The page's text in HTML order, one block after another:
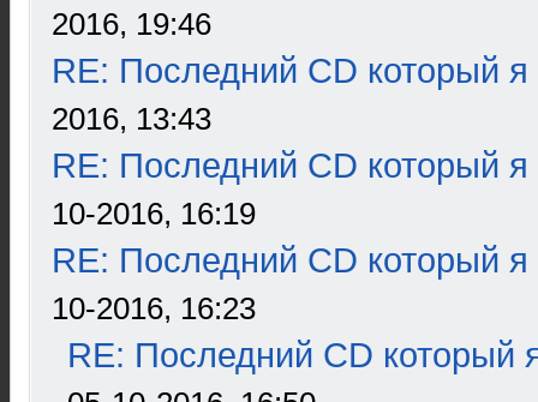
2016, 19:46
RE: Последний CD который я
2016, 13:43
RE: Последний CD который я
10-2016, 16:19
RE: Последний CD который я
10-2016, 16:23
RE: Последний CD который